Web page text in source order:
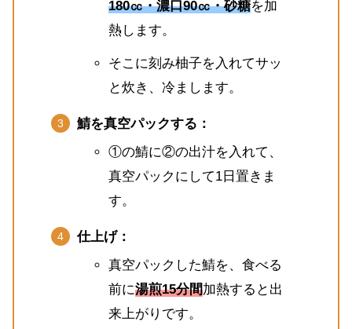
180㏄・濃口90㏄・砂糖を加
熱します。
そこに刻み柚子を入れてサッ
と炊き、冷まします。
鯖を真空パックする：
①の鯖に②の出汁を入れて、
真空パックにして1日置きま
す。
仕上げ：
真空パックした鯖を、食べる
前に湯煎15分間加熱すると出
来上がりです。